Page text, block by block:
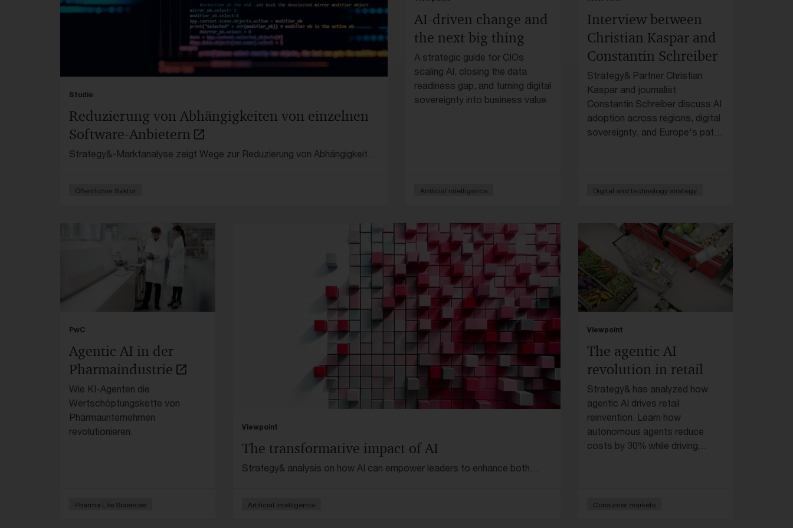
Studie
Reduzierung von Abhängigkeiten von einzelnen
Software-Anbietern
Strategy&-Marktanalyse zeigt Wege zur Reduzierung von Abhängigkeiten
Öffentlicher Sektor
AI-driven change and
the next big thing
A strategic guide for CIOs
scaling AI, closing the data
readiness gap, and turning digital
sovereignty into business value.
Artificial intelligence
Interview between
Christian Kaspar and
Constantin Schreiber
Strategy& Partner Christian
Kaspar and journalist
Constantin Schreiber discuss AI
adoption across regions, digital
sovereignty, and Europe's path
Digital and technology strategy
PwC
Agentic AI in der
Pharmaindustrie
Wie KI-Agenten die
Wertschöpfungskette von
Pharmaunternehmen
revolutionieren.
Pharma Life Sciences
Viewpoint
The transformative impact of AI
Strategy& analysis on how AI can empower leaders to enhance both
Artificial intelligence
Viewpoint
The agentic AI
revolution in retail
Strategy& has analyzed how
agentic AI drives retail
reinvention. Learn how
autonomous agents reduce
costs by 30% while driving
Consumer markets